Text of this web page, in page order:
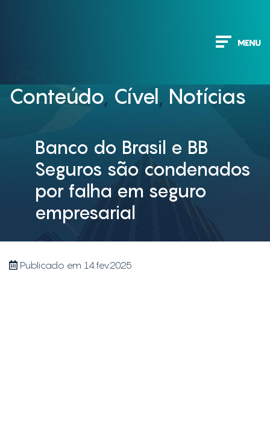
MENU
Conteúdo, Cível, Notícias
Banco do Brasil e BB
Seguros são condenados
por falha em seguro
empresarial
Publicado em 14.fev.2025